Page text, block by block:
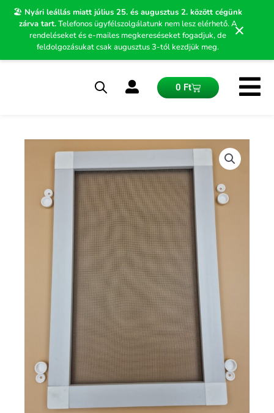
🏖️ Nyári leállás miatt július 25. és augusztus 2. között cégünk
zárva tart.Telefonos ügyfélszolgálatunk nem lesz elérhető. A
rendeléseket és e-mailes megkereséseket fogadjuk, de
feldolgozásukat csak augusztus 3-tól kezdjük meg.
×
Skip
0 FtKosár